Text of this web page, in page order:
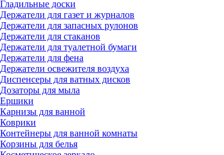
Гладильные доски
Держатели для газет и журналов
Держатели для запасных рулонов
Держатели для стаканов
Держатели для туалетной бумаги
Держатели для фена
Держатели освежителя воздуха
Диспенсеры для ватных дисков
Дозаторы для мыла
Ершики
Карнизы для ванной
Коврики
Контейнеры для ванной комнаты
Корзины для белья